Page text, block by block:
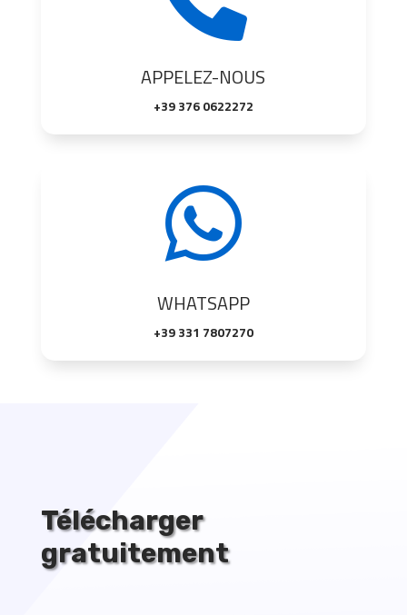
APPELEZ-NOUS
+39 376 0622272

WHATSAPP
+39 331 7807270
Télécharger
gratuitement